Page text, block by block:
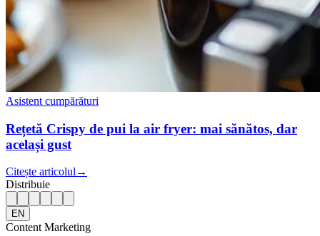
Asistent cumpărături
Rețetă Crispy de pui la air fryer: mai sănătos, dar
același gust
Citește articolul →
Distribuie
EN
Content Marketing